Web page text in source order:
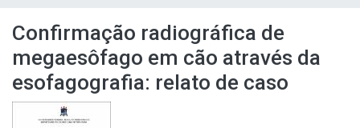
Confirmação radiográfica de
megaesôfago em cão através da
esofagografia: relato de caso